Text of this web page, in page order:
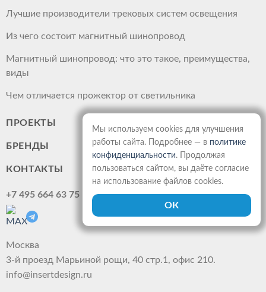
Лучшие производители трековых систем освещения
Из чего состоит магнитный шинопровод
Магнитный шинопровод: что это такое, преимущества,
виды
Чем отличается прожектор от светильника
ПРОЕКТЫ
БРЕНДЫ
КОНТАКТЫ
+7 495 664 63 75
Москва
3-й проезд Марьиной рощи, 40 стр.1, офис 210.
info@insertdesign.ru
Мы используем cookies для улучшения
работы сайта. Подробнее — в политике
конфиденциальности. Продолжая
пользоваться сайтом, вы даёте согласие
на использование файлов cookies.